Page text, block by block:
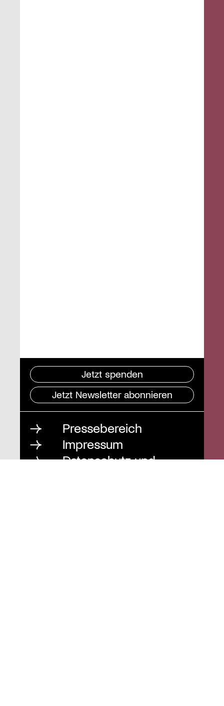
Jetzt spenden
Jetzt Newsletter abonnieren
Pressebereich
Impressum
Datenschutz und